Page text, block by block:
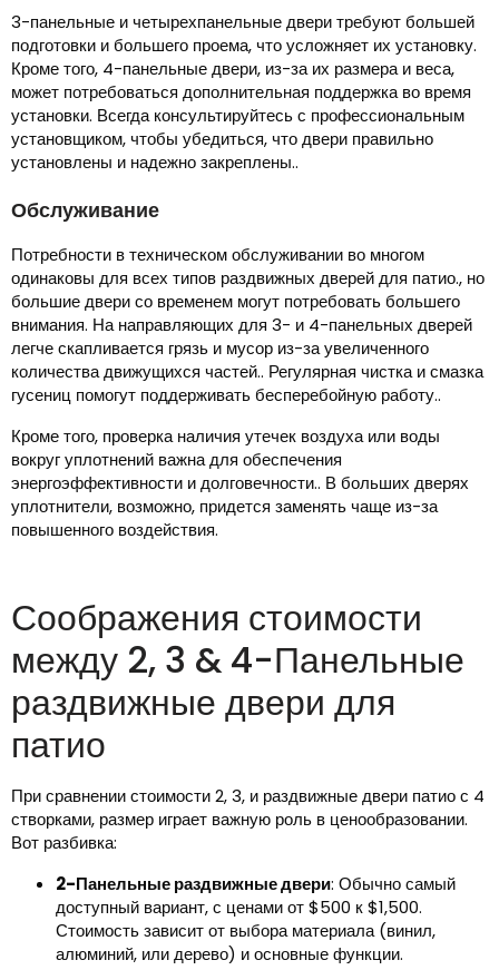
3-панельные и четырехпанельные двери требуют большей
подготовки и большего проема, что усложняет их установку.
Кроме того, 4-панельные двери, из-за их размера и веса,
может потребоваться дополнительная поддержка во время
установки. Всегда консультируйтесь с профессиональным
установщиком, чтобы убедиться, что двери правильно
установлены и надежно закреплены..
Обслуживание
Потребности в техническом обслуживании во многом
одинаковы для всех типов раздвижных дверей для патио., но
большие двери со временем могут потребовать большего
внимания. На направляющих для 3- и 4-панельных дверей
легче скапливается грязь и мусор из-за увеличенного
количества движущихся частей.. Регулярная чистка и смазка
гусениц помогут поддерживать бесперебойную работу..
Кроме того, проверка наличия утечек воздуха или воды
вокруг уплотнений важна для обеспечения
энергоэффективности и долговечности.. В больших дверях
уплотнители, возможно, придется заменять чаще из-за
повышенного воздействия.
Соображения стоимости
между 2, 3 & 4-Панельные
раздвижные двери для
патио
При сравнении стоимости 2, 3, и раздвижные двери патио с 4
створками, размер играет важную роль в ценообразовании.
Вот разбивка:
2-Панельные раздвижные двери: Обычно самый
доступный вариант, с ценами от $500 к $1,500.
Стоимость зависит от выбора материала (винил,
алюминий, или дерево) и основные функции.